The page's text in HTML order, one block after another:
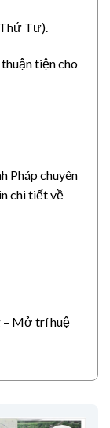
Tư).
tiện cho
Pháp chuyên
chi tiết về
– Mở trí huệ